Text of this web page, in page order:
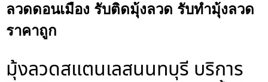
ลวดดอนเมือง รับติดมุ้งลวด รับทำมุ้งลวด
ราคาถูก
มุ้งลวดสแตนเลสนนทบุรี บริการ